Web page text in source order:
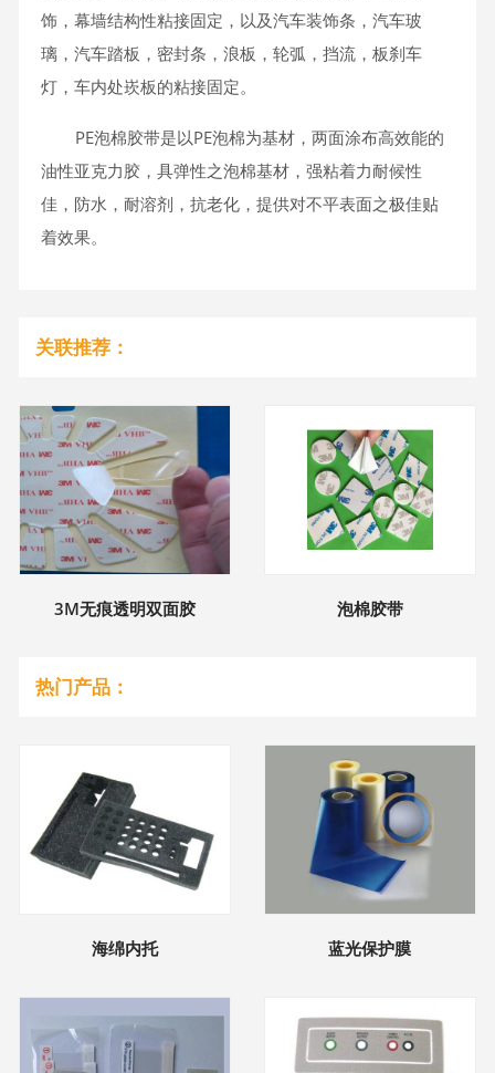
饰，幕墙结构性粘接固定，以及汽车装饰条，汽车玻
璃，汽车踏板，密封条，浪板，轮弧，挡流，板刹车
灯，车内处崁板的粘接固定。
PE泡棉胶带是以PE泡棉为基材，两面涂布高效能的
油性亚克力胶，具弹性之泡棉基材，强粘着力耐候性
佳，防水，耐溶剂，抗老化，提供对不平表面之极佳贴
着效果。
关联推荐：
3M无痕透明双面胶 泡棉胶带
热门产品：
海绵内托 蓝光保护膜